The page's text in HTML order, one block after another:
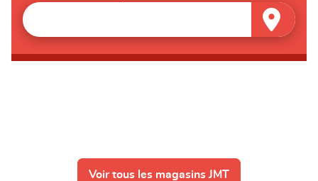
Voir tous les magasins JMT